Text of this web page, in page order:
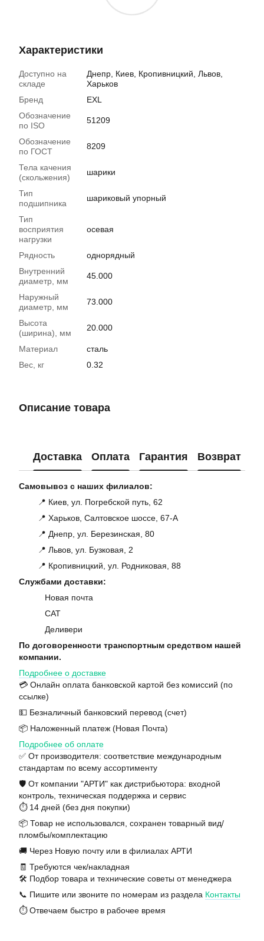
Характеристики
Доступно на
складе
Днепр, Киев, Кропивницкий, Львов,
Харьков
Бренд
EXL
Обозначение
по ISO
51209
Обозначение
по ГОСТ
8209
Тела качения
(скольжения)
шарики
Тип
подшипника
шариковый упорный
Тип
восприятия
нагрузки
осевая
Рядность
однорядный
Внутренний
диаметр, мм
45.000
Наружный
диаметр, мм
73.000
Высота
(ширина), мм
20.000
Материал
сталь
Вес, кг
0.32
Описание товара
Доставка Оплата Гарантия Возврат
Самовывоз с наших филиалов:
📍 Киев, ул. Погребской путь, 62
📍 Харьков, Салтовское шоссе, 67-А
📍 Днепр, ул. Березинская, 80
📍 Львов, ул. Бузковая, 2
📍 Кропивницкий, ул. Родниковая, 88
Службами доставки:
Новая почта
САТ
Деливери
По договоренности транспортным средством нашей
компании.
Подробнее о доставке
💳 Онлайн оплата банковской картой без комиссий (по
ссылке)
💵 Безналичный банковский перевод (счет)
📦 Наложенный платеж (Новая Почта)
Подробнее об оплате
✅ От производителя: соответствие международным
стандартам по всему ассортименту
🛡️ От компании "АРТИ" как дистрибьютора: входной
контроль, техническая поддержка и сервис
⏱️ 14 дней (без дня покупки)
📦 Товар не использовался, сохранен товарный вид/
пломбы/комплектацию
🚚 Через Новую почту или в филиалах АРТИ
🧾 Требуются чек/накладная
🛠️ Подбор товара и технические советы от менеджера
📞 Пишите или звоните по номерам из раздела Контакты
⏱️ Отвечаем быстро в рабочее время